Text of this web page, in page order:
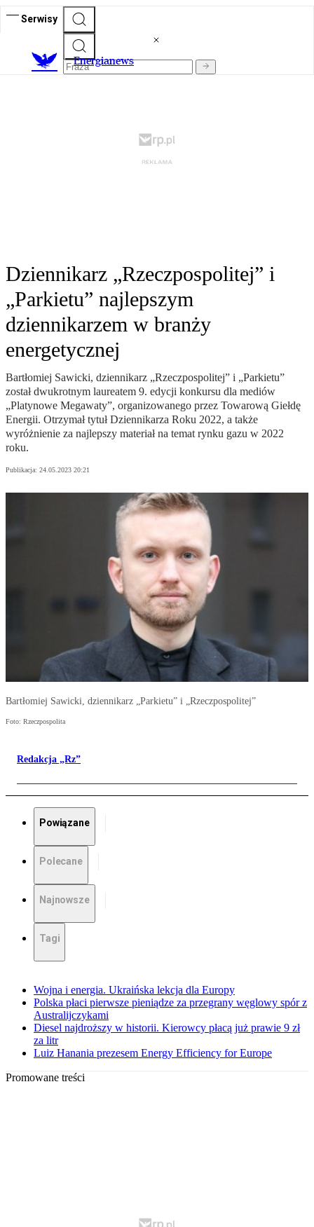
Serwisy
Energianews
Dziennikarz „Rzeczpospolitej” i
„Parkietu” najlepszym
dziennikarzem w branży
energetycznej
Bartłomiej Sawicki, dziennikarz „Rzeczpospolitej” i „Parkietu”
został dwukrotnym laureatem 9. edycji konkursu dla mediów
„Platynowe Megawaty”, organizowanego przez Towarową Giełdę
Energii. Otrzymał tytuł Dziennikarza Roku 2022, a także
wyróżnienie za najlepszy materiał na temat rynku gazu w 2022
roku.
Publikacja: 24.05.2023 20:21
Bartłomiej Sawicki, dziennikarz „Parkietu” i „Rzeczpospolitej”
Foto: Rzeczpospolita
Redakcja „Rz”
Powiązane
Polecane
Najnowsze
Tagi
Wojna i energia. Ukraińska lekcja dla Europy
Polska płaci pierwsze pieniądze za przegrany węglowy spór z
Australijczykami
Diesel najdroższy w historii. Kierowcy płacą już prawie 9 zł
za litr
Luiz Hanania prezesem Energy Efficiency for Europe
Promowane treści